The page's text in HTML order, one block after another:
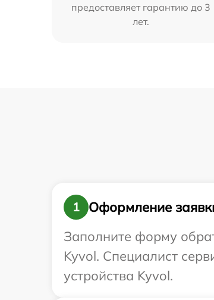
предоставляет гарантию до 3
лет.
1
Оформление
Заполните форму
Kyvol. Специалист
устройства Kyvol.